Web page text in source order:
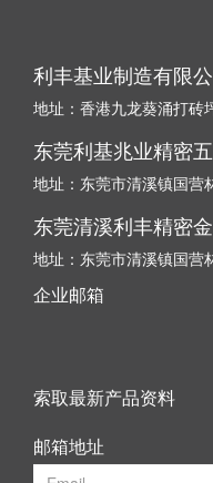
利丰基业制造有限公
地址：香港九龙葵涌打砖
东莞利基兆业精密
地址：东莞市清溪镇国营
东莞清溪利丰精密
地址：东莞市清溪镇国营
企业邮箱
索取最新产品资料
邮箱地址